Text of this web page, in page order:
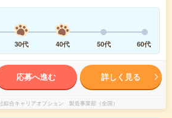
30代 40代 50代 60代
応募へ進む 詳しく見る
綜合キャリアオプション 製造事業部（全国）